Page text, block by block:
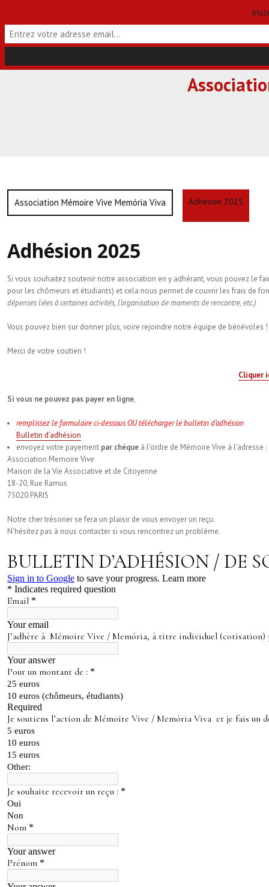
Association Mémoire Vive Memória Viva Adhésion 2025
Adhésion 2025
Si vous souhaitez soutenir notre association en y adhérant, vous pouvez le
pour les chômeurs et étudiants) et cela nous permet de couvrir les frais de
dépenses liées à certaines activités, l’organisation de moments de rencontre, etc.)
Vous pouvez bien sur donner plus, voire rejoindre notre équipe de bénévoles !
Merci de votre soutien !
Cliquer
Si vous ne pouvez pas payer en ligne,
remplissez le formulaire ci-dessous OU télécharger le bulletin d’adhésion
Bulletin d’adhésion
envoyez votre payement par chèque à l’ordre de Mémoire Vive à l’adresse :
Association Memoire Vive
Maison de la Vie Associative et de Citoyenne
18-20, Rue Ramus
75020 PARIS
Notre cher trésorier se fera un plaisir de vous envoyer un reçu.
N’hésitez pas à nous contacter si vous rencontrez un problème.